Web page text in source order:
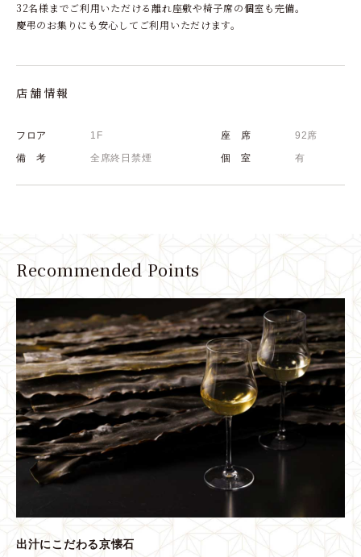
32名様までご利用いただける離れ座敷や椅子席の個室も完備。
慶弔のお集りにも安心してご利用いただけます。
店舗情報
フロア 1F 座 席
92席
備 考
全席終日禁煙 個 室 有
Recommended Points
出汁にこだわる京懐石